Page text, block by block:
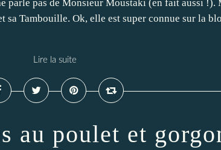
parle pas de Monsieur Moustaki (en fait aussi !).
Tambouille. Ok, elle est super connue sur la
Lire la suite
au poulet et